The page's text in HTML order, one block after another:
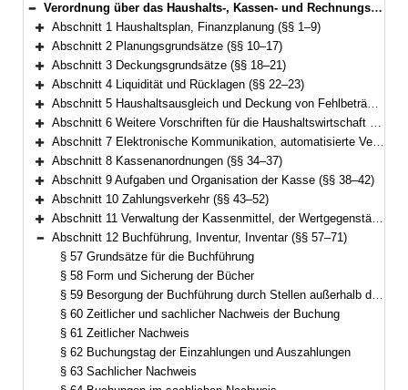
Bereich reduzieren
Verordnung über das Haushalts-, Kassen- und Rechnungswesen der Gemeinden, der Landkreise und der Bezirke nach den Grundsätzen der doppelten kommunalen Buchführung (Kommunalhaushaltsverordnung-Doppik – KommHV-Doppik) Vom 5. Oktober 2007 (GVBl. S. 678) BayRS 2023-3-I (§§ 1–100)
Bereich erweitern
Abschnitt 1 Haushaltsplan, Finanzplanung (§§ 1–9)
Bereich erweitern
Abschnitt 2 Planungsgrundsätze (§§ 10–17)
Bereich erweitern
Abschnitt 3 Deckungsgrundsätze (§§ 18–21)
Bereich erweitern
Abschnitt 4 Liquidität und Rücklagen (§§ 22–23)
Bereich erweitern
Abschnitt 5 Haushaltsausgleich und Deckung von Fehlbeträgen (§ 24)
Bereich erweitern
Abschnitt 6 Weitere Vorschriften für die Haushaltswirtschaft (§§ 25–32)
Bereich erweitern
Abschnitt 7 Elektronische Kommunikation, automatisierte Verfahren (§ 33)
Bereich erweitern
Abschnitt 8 Kassenanordnungen (§§ 34–37)
Bereich erweitern
Abschnitt 9 Aufgaben und Organisation der Kasse (§§ 38–42)
Bereich erweitern
Abschnitt 10 Zahlungsverkehr (§§ 43–52)
Bereich erweitern
Abschnitt 11 Verwaltung der Kassenmittel, der Wertgegenstände und anderer Gegenstände (§§ 53–56)
Bereich reduzieren
Abschnitt 12 Buchführung, Inventur, Inventar (§§ 57–71)
§ 57 Grundsätze für die Buchführung
§ 58 Form und Sicherung der Bücher
§ 59 Besorgung der Buchführung durch Stellen außerhalb der eigenen Verwaltung
§ 60 Zeitlicher und sachlicher Nachweis der Buchung
§ 61 Zeitlicher Nachweis
§ 62 Buchungstag der Einzahlungen und Auszahlungen
§ 63 Sachlicher Nachweis